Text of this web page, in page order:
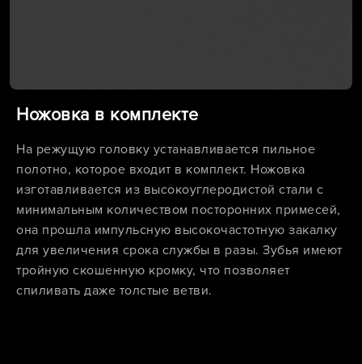
Ножовка в комплекте
На режущую головку устанавливается пильное
полотно, которое входит в комплект. Ножовка
изготавливается из высокоуглеродистой стали с
минимальным количеством посторонних примесей,
она прошла импульсную высокочастотную закалку
для увеличения срока службы в разы. Зубья имеют
тройную скошенную кромку, что позволяет
спиливать даже толстые ветви.